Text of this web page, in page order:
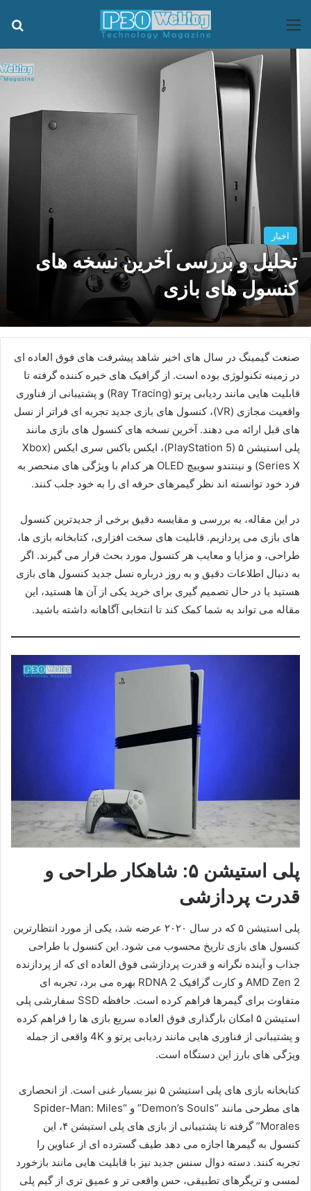
منو
اخبار
تحلیل و بررسی آخرین نسخه های
کنسول های بازی
صنعت گیمینگ در سال های اخیر شاهد پیشرفت های فوق العاده ای
در زمینه تکنولوژی بوده است. از گرافیک های خیره کننده گرفته تا
قابلیت هایی مانند ردیابی پرتو (Ray Tracing) و پشتیبانی از فناوری
واقعیت مجازی (VR)، کنسول های بازی جدید تجربه ای فراتر از نسل
های قبل ارائه می دهند. آخرین نسخه های کنسول های بازی مانند
پلی استیشن ۵ (PlayStation 5)، ایکس باکس سری ایکس (Xbox
Series X) و نینتندو سوییچ OLED هر کدام با ویژگی های منحصر به
فرد خود توانسته اند نظر گیمرهای حرفه ای را به خود جلب کنند.
در این مقاله، به بررسی و مقایسه دقیق برخی از جدیدترین کنسول
های بازی می پردازیم. قابلیت های سخت افزاری، کتابخانه بازی ها،
طراحی، و مزایا و معایب هر کنسول مورد بحث قرار می گیرند. اگر
به دنبال اطلاعات دقیق و به روز درباره نسل جدید کنسول های بازی
هستید یا در حال تصمیم گیری برای خرید یکی از آن ها هستید، این
مقاله می تواند به شما کمک کند تا انتخابی آگاهانه داشته باشید.
پلی استیشن ۵: شاهکار طراحی و
قدرت پردازشی
پلی استیشن ۵ که در سال ۲۰۲۰ عرضه شد، یکی از مورد انتظارترین
کنسول های بازی تاریخ محسوب می شود. این کنسول با طراحی
جذاب و آینده نگرانه و قدرت پردازشی فوق العاده ای که از پردازنده
AMD Zen 2 و کارت گرافیک RDNA 2 بهره می برد، تجربه ای
متفاوت برای گیمرها فراهم کرده است. حافظه SSD سفارشی پلی
استیشن ۵ امکان بارگذاری فوق العاده سریع بازی ها را فراهم کرده
و پشتیبانی از فناوری هایی مانند ردیابی پرتو و 4K واقعی از جمله
ویژگی های بارز این دستگاه است.
کتابخانه بازی های پلی استیشن ۵ نیز بسیار غنی است. از انحصاری
های مطرحی مانند “Demon’s Souls” و “Spider-Man: Miles
Morales” گرفته تا پشتیبانی از بازی های پلی استیشن ۴، این
کنسول به گیمرها اجازه می دهد طیف گسترده ای از عناوین را
تجربه کنند. دسته دوال سنس جدید نیز با قابلیت هایی مانند بازخورد
لمسی و تریگرهای تطبیقی، حس واقعی تر و عمیق تری از گیم پلی